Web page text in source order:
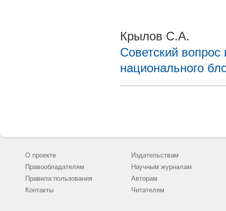
Крылов С.А.
Советский
национального
О проекте
Правообладателям
Правила пользования
Контакты
Издательствам
Научным журналам
Авторам
Читателям